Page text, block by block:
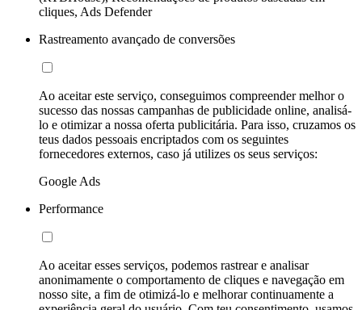
cliques, Ads Defender
Rastreamento avançado de conversões
Ao aceitar este serviço, conseguimos compreender melhor o
sucesso das nossas campanhas de publicidade online, analisá-
lo e otimizar a nossa oferta publicitária. Para isso, cruzamos os
teus dados pessoais encriptados com os seguintes
fornecedores externos, caso já utilizes os seus serviços:
Google Ads
Performance
Ao aceitar esses serviços, podemos rastrear e analisar
anonimamente o comportamento de cliques e navegação em
nosso site, a fim de otimizá-lo e melhorar continuamente a